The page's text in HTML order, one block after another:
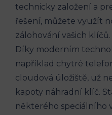
technicky založení a
řešení, můžete využít
zálohování vašich klíčů.
Díky moderním
například chytré‌
cloudová úložiště, už
kapoty náhradní klíč.
některého speciálního